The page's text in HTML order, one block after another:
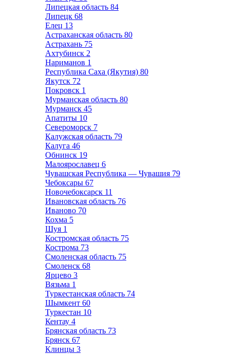
Липецкая область 84
Липецк 68
Елец 13
Астраханская область 80
Астрахань 75
Ахтубинск 2
Нариманов 1
Республика Саха (Якутия) 80
Якутск 72
Покровск 1
Мурманская область 80
Мурманск 45
Апатиты 10
Североморск 7
Калужская область 79
Калуга 46
Обнинск 19
Малоярославец 6
Чувашская Республика — Чувашия 79
Чебоксары 67
Новочебоксарск 11
Ивановская область 76
Иваново 70
Кохма 5
Шуя 1
Костромская область 75
Кострома 73
Смоленская область 75
Смоленск 68
Ярцево 3
Вязьма 1
Туркестанская область 74
Шымкент 60
Туркестан 10
Кентау 4
Брянская область 73
Брянск 67
Клинцы 3